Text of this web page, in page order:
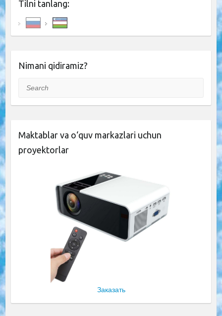
Tilni tanlang:
Nimani qidiramiz?
Search
Maktablar va o‘quv markazlari uchun
proyektorlar
Заказать